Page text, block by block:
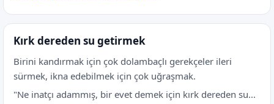
Kırk dereden su getirmek
Birini kandırmak için çok dolambaçlı gerekçeler ileri
sürmek, ikna edebilmek için çok uğraşmak.
"Ne inatçı adammış, bir evet demek için kırk dereden su...